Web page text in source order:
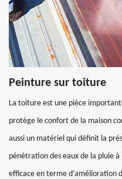
Peinture sur toiture
La toiture est une pièce
protège le confort de la maison
aussi un matériel qui définit la
pénétration des eaux de la pluie
efficace en terme d’amélioration